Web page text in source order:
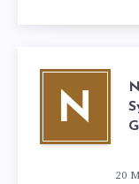
N
20